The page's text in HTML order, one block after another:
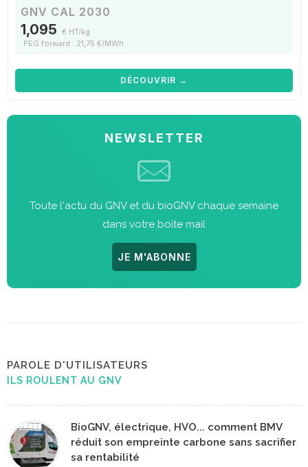
GNV CAL 2030
1,095 € HT/kg
PEG forward : 21,75 €/MWh
DÉCOUVRIR →
NEWSLETTER
Toute l'actu du GNV et du bioGNV chaque semaine
dans votre boite mail
JE M'ABONNE
PAROLE D'UTILISATEURS
ILS ROULENT AU GNV
BioGNV, électrique, HVO... comment BMV
réduit son empreinte carbone sans sacrifier
sa rentabilité